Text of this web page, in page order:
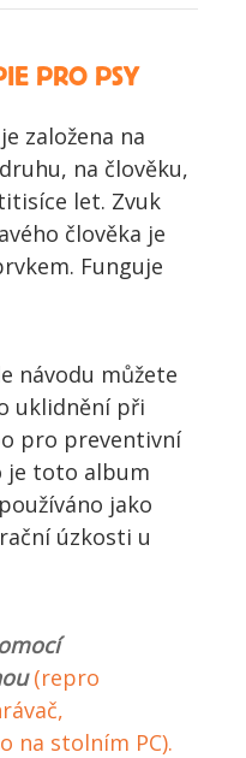
PRO PSY
založena na
na člověku,
let. Zvuk
člověka je
Funguje
návodu můžete
uklidnění při
pro preventivní
je toto album
jako
úzkosti u
(repro
na stolním PC).